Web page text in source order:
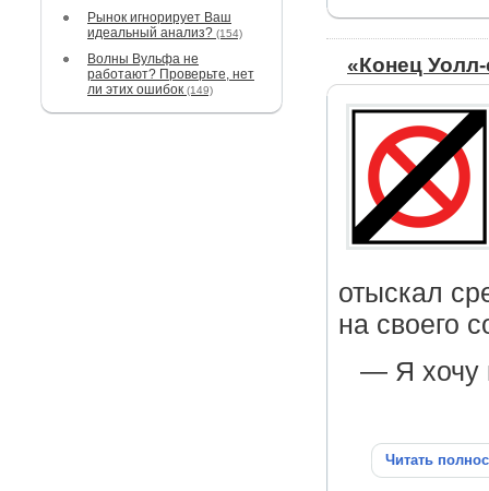
Рынок игнорирует Ваш
идеальный анализ? (154)
Волны Вульфа не
работают? Проверьте, нет
ли этих ошибок (149)
«Конец Уолл-
отыскал
на своего
— Я хочу
Читать